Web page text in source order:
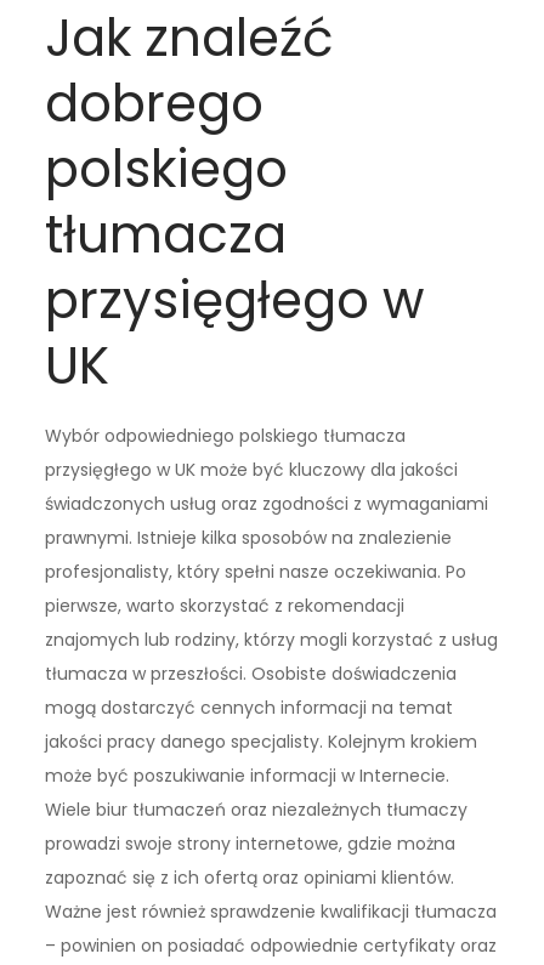
Jak znaleźć
dobrego
polskiego
tłumacza
przysięgłego w
UK
Wybór odpowiedniego polskiego tłumacza
przysięgłego w UK może być kluczowy dla jakości
świadczonych usług oraz zgodności z wymaganiami
prawnymi. Istnieje kilka sposobów na znalezienie
profesjonalisty, który spełni nasze oczekiwania. Po
pierwsze, warto skorzystać z rekomendacji
znajomych lub rodziny, którzy mogli korzystać z usług
tłumacza w przeszłości. Osobiste doświadczenia
mogą dostarczyć cennych informacji na temat
jakości pracy danego specjalisty. Kolejnym krokiem
może być poszukiwanie informacji w Internecie.
Wiele biur tłumaczeń oraz niezależnych tłumaczy
prowadzi swoje strony internetowe, gdzie można
zapoznać się z ich ofertą oraz opiniami klientów.
Ważne jest również sprawdzenie kwalifikacji tłumacza
– powinien on posiadać odpowiednie certyfikaty oraz